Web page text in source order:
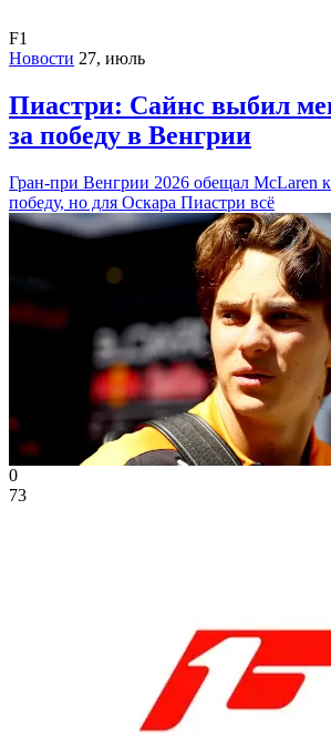
F1
Новости 27, июль
Пиастри: Сайнс выбил
за победу в Венгрии
Гран-при Венгрии 2026 обещал McLaren
победу, но для Оскара Пиастри всё
0
73